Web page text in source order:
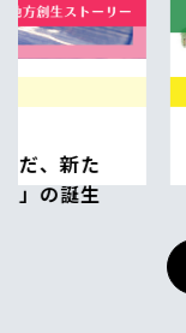
学校
高校存続の
化事業」が
堀尾 真吾 津和野